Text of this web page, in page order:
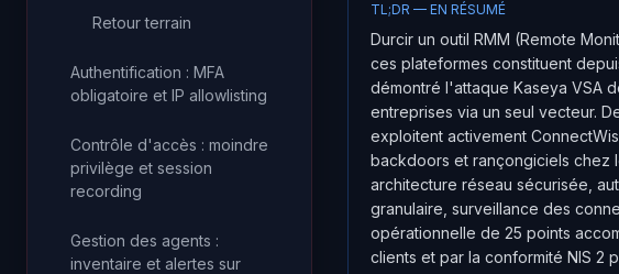
Retour terrain
Authentification : MFA
obligatoire et IP allowlisting
Contrôle d'accès : moindre
privilège et session
recording
Gestion des agents :
inventaire et alertes sur
TL;DR — EN RÉSUMÉ
Durcir un outil RMM (Remote
ces plateformes constituent
démontré l'attaque Kaseya VSA
entreprises via un seul vecteur.
exploitent activement
backdoors et rançongiciels chez
architecture réseau sécurisée,
granulaire, surveillance des
opérationnelle de 25 points
clients et par la conformité NIS 2